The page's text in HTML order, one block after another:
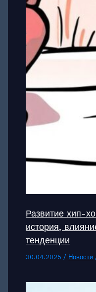
Развитие хип-
история,
тенденции
30.04.2025/ Новости